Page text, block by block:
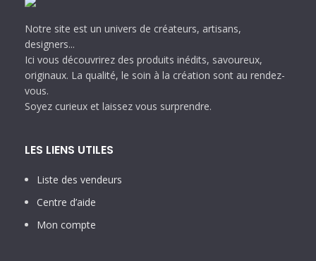
Notre site est un univers de créateurs, artisans,
designers...
Ici vous découvrirez des produits inédits, savoureux,
originaux. La qualité, le soin à la création sont au rendez-
vous.
Soyez curieux et laissez vous surprendre.
LES LIENS UTILES
Liste des vendeurs
Centre d’aide
Mon compte